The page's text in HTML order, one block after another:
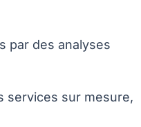
par des analyses
services sur mesure,